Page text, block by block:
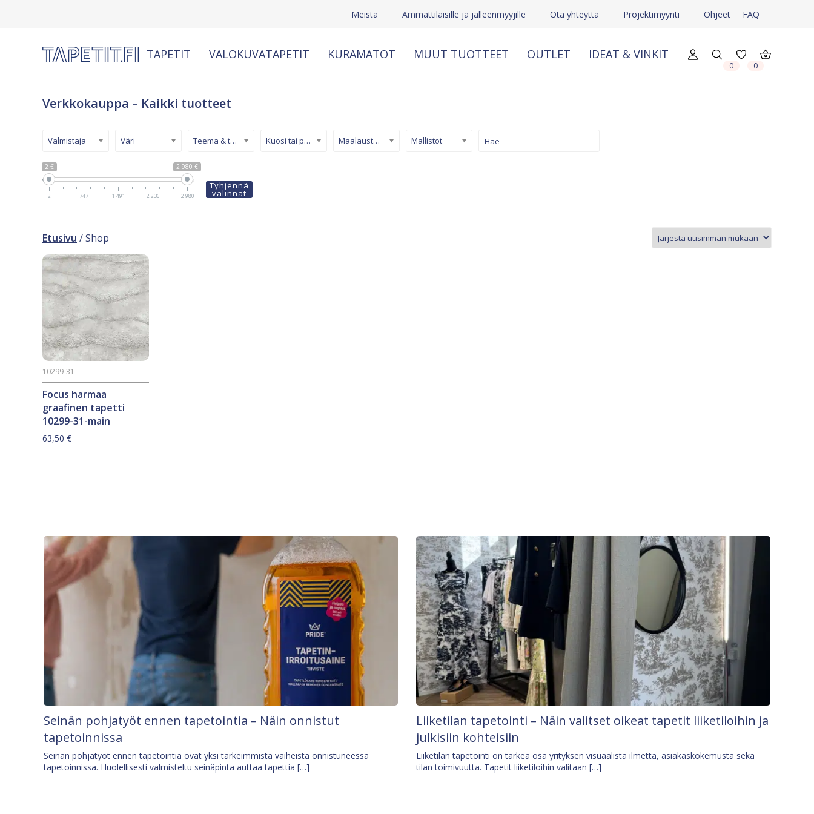
Meistä Ammattilaisille ja jälleenmyyjille Ota yhteyttä Projektimyynti Ohjeet FAQ
TAPETIT VALOKUVATAPETIT KURAMATOT MUUT TUOTTEET OUTLET IDEAT & VINKIT
0 0
Verkkokauppa – Kaikki tuotteet
2 € 2 980 €
2 747 1 491 2 236 2 980
Valmistaja Väri Teema & tyyli Kuosi tai pinta Maalaustapetti Mallistot
Tyhjennä
valinnat
Etusivu / Shop
Focus harmaa
graafinen tapetti
10299-31-main
10299-31
63,50 €
Seinän pohjatyöt ennen tapetointia – Näin onnistut
tapetoinnissa
Seinän pohjatyöt ennen tapetointia ovat yksi tärkeimmistä vaiheista onnistuneessa
tapetoinnissa. Huolellisesti valmisteltu seinäpinta auttaa tapettia […]
Liiketilan tapetointi – Näin valitset oikeat tapetit liiketiloihin ja
julkisiin kohteisiin
Liiketilan tapetointi on tärkeä osa yrityksen visuaalista ilmettä, asiakaskokemusta sekä
tilan toimivuutta. Tapetit liiketiloihin valitaan […]